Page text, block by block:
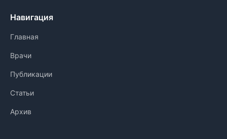
Навигация
Главная
Врачи
Публикации
Статьи
Архив